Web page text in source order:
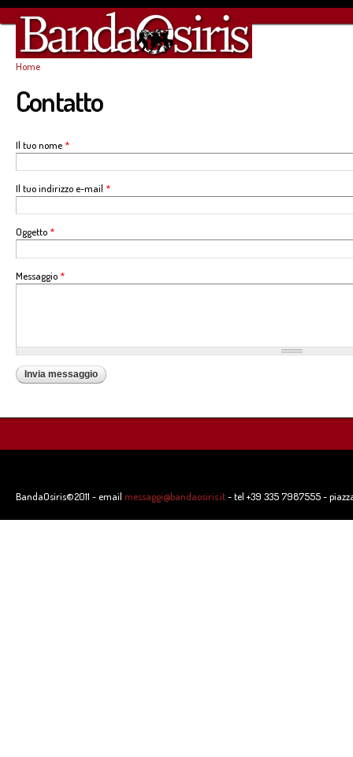
Tu sei qui
Home
Contatto
Il tuo nome *
Il tuo indirizzo e-mail *
Oggetto *
Messaggio *
BandaOsiris©2011 - email messaggi@bandaosiris.it- tel +39 335 7987555 -